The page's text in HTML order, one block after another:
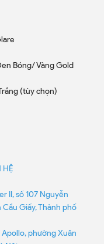
Bóng/ Vàng Gold
(tùy chọn)
HỆ
II, số 107 Nguyễn
Giấy, Thành phố
Apollo, phường Xuân